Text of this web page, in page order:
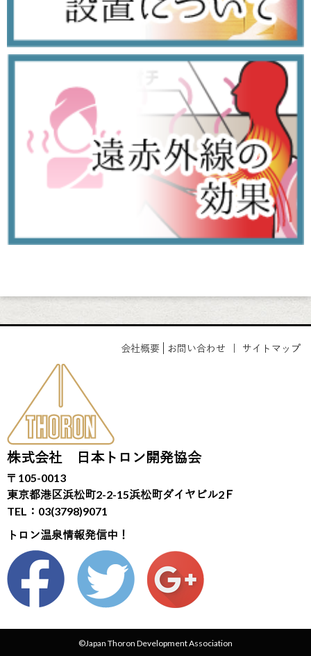
会社概要 お問い合わせ サイトマップ
株式会社 日本トロン開発協会
〒105-0013
東京都港区浜松町2-2-15浜松町ダイヤビル2Ｆ
TEL：03(3798)9071
トロン温泉情報発信中！
©Japan Thoron Development Association